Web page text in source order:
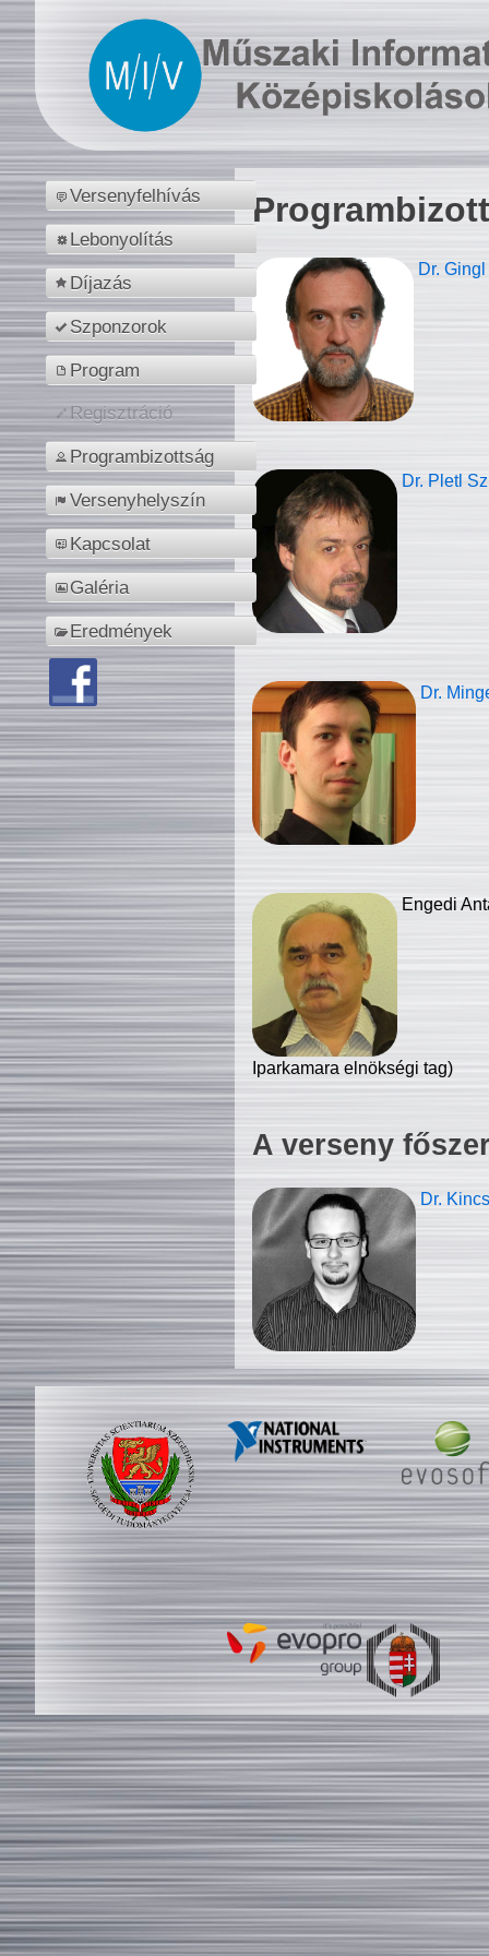
Versenyfelhívás
Lebonyolítás
Díjazás
Szponzorok
Program
Regisztráció
Programbizottság
Versenyhelyszín
Kapcsolat
Galéria
Eredmények
Dr.
Dr. Pletl
Dr.
Engedi
Iparkamara elnökségi tag)
A verseny
Dr.